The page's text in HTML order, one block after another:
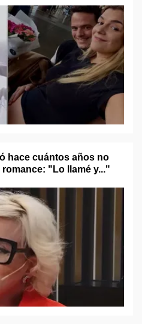
hace cuántos años no
"Lo llamé y..."